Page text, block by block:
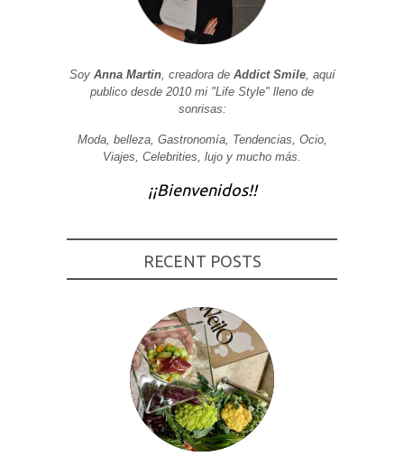
Soy Anna Martin, creadora de Addict Smile, aquí
publico desde 2010 mi "Life Style" lleno de
sonrisas:
Moda, belleza, Gastronomía, Tendencias, Ocio,
Viajes, Celebrities, lujo y mucho más.
¡¡Bienvenidos!!
RECENT POSTS
nuestra web
algunas
de la web.